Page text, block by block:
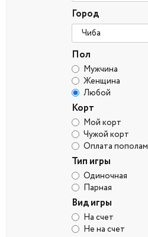
Город
Пол
Мужчина
Женщина
Любой
Корт
Мой корт
Чужой корт
Оплата пополам
Тип игры
Одиночная
Парная
Вид игры
На счет
Не на счет